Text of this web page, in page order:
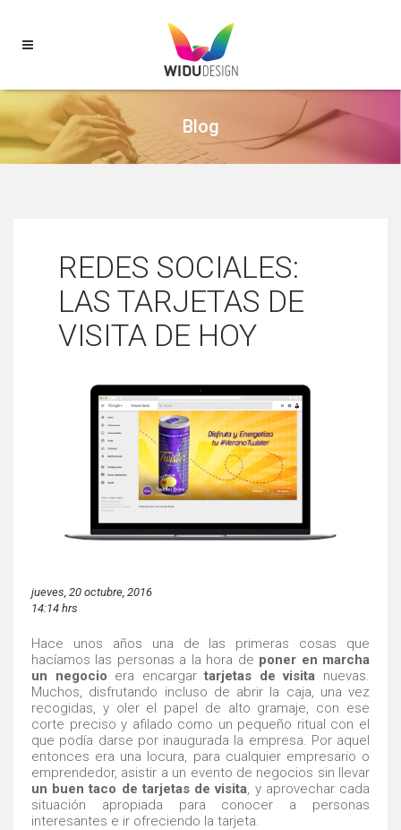
Blog
REDES SOCIALES:
LAS TARJETAS DE
VISITA DE HOY
jueves, 20 octubre, 2016
14:14 hrs
Hace unos años una de las primeras cosas que
hacíamos las personas a la hora de poner en marcha
un negocio era encargartarjetas de visita nuevas.
Muchos, disfrutando incluso de abrir la caja, una vez
recogidas, y oler el papel de alto gramaje, con ese
corte preciso y afilado como un pequeño ritual con el
que podía darse por inaugurada la empresa. Por aquel
entonces era una locura, para cualquier empresario o
emprendedor, asistir a un evento de negocios sin llevar
un buen taco de tarjetas de visita , y aprovechar cada
situación apropiada para conocer a personas
interesantes e ir ofreciendo la tarjeta.